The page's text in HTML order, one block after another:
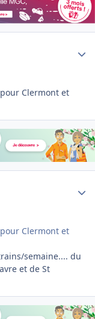
Clermont et
Clermont et
semaine.... du
et de St